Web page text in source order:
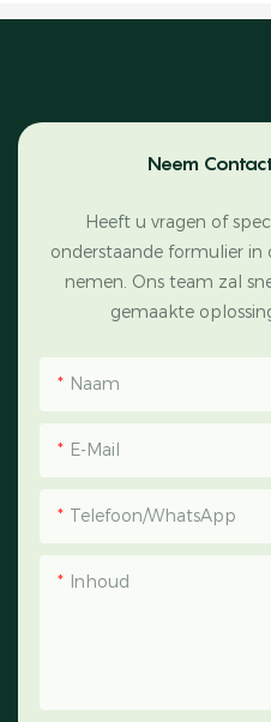
Neem
Heeft u vragen of
onderstaande formulier
nemen. Ons team zal
gemaakte
Naam
E-Mail
Telefoon/WhatsApp
Inhoud